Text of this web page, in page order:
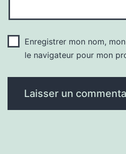
Enregistrer mon nom,
le navigateur pour mon